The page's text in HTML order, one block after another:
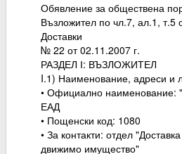
Обявление за обществена
Възложител по чл.7, ал.1, т.5
Доставки
№ 22 от 02.11.2007 г.
РАЗДЕЛ І: ВЪЗЛОЖИТЕЛ
I.1) Наименование, адреси и
• Официално
ЕАД
• Пощенски код: 1080
• За контакти: отдел
движимо имущество"